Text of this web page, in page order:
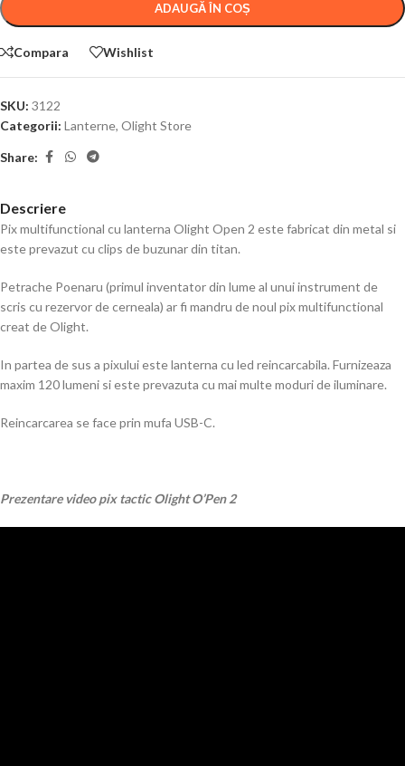
ADAUGĂ ÎN COȘ
Compara Wishlist
SKU: 3122
Categorii: Lanterne, Olight Store
Share:
Descriere
Pix multifunctional cu lanterna Olight Open 2 este fabricat din metal si
este prevazut cu clips de buzunar din titan.
Petrache Poenaru (primul inventator din lume al unui instrument de
scris cu rezervor de cerneala) ar fi mandru de noul pix multifunctional
creat de Olight.
In partea de sus a pixului este lanterna cu led reincarcabila. Furnizeaza
maxim 120 lumeni si este prevazuta cu mai multe moduri de iluminare.
Reincarcarea se face prin mufa USB-C.
Prezentare video pix tactic Olight O’Pen 2